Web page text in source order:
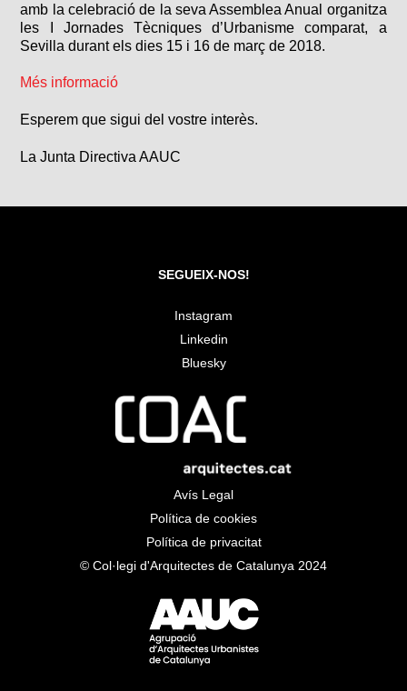
amb la celebració de la seva Assemblea Anual organitza
les I Jornades Tècniques d’Urbanisme comparat, a
Sevilla durant els dies 15 i 16 de març de 2018.
Més informació
Esperem que sigui del vostre interès.
La Junta Directiva AAUC
SEGUEIX-NOS!
Instagram
Linkedin
Bluesky
Avís Legal
Política de cookies
Política de privacitat
© Col·legi d'Arquitectes de Catalunya 2024